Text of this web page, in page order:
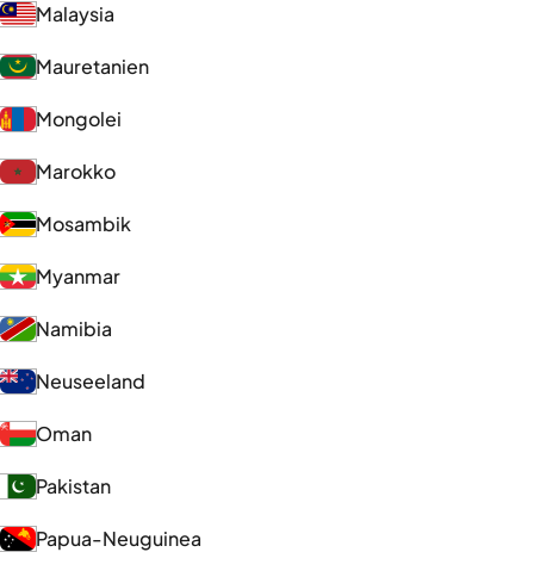
Malaysia
Mauretanien
Mongolei
Marokko
Mosambik
Myanmar
Namibia
Neuseeland
Oman
Pakistan
Papua-Neuguinea